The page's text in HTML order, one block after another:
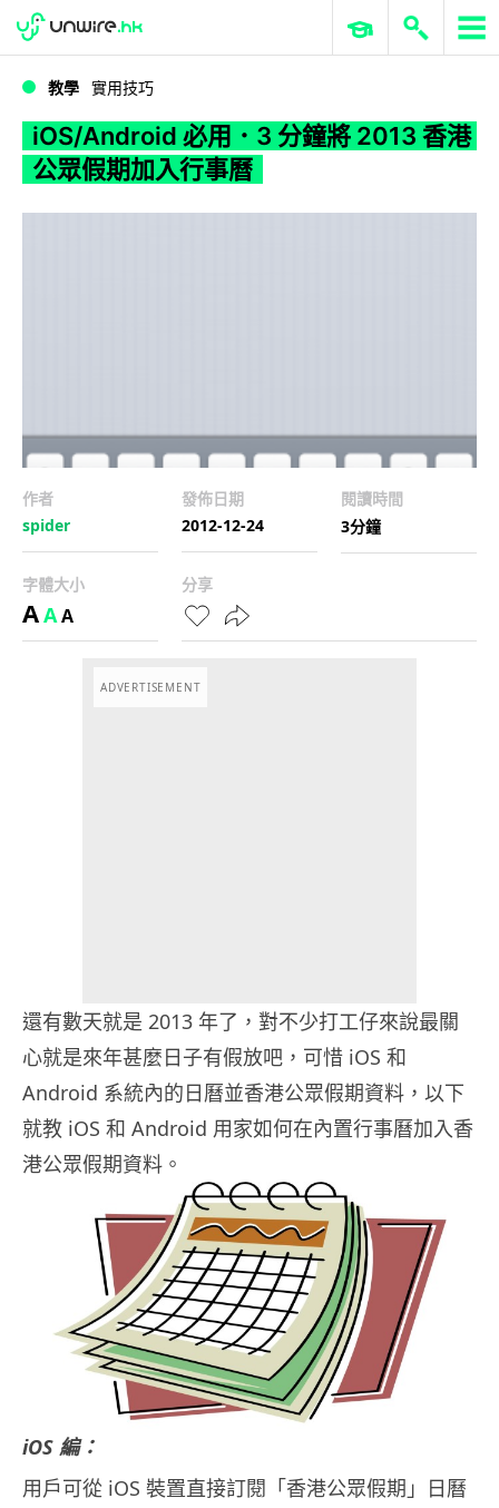
WWDC 2026 ERP 與商業 AI
教學 實用技巧
iOS/Android 必用．3 分鐘將 2013 香港
公眾假期加入行事曆
作者
spider
發佈日期
2012-12-24
閱讀時間
3分鐘
字體大小
AAA
分享
ADVERTISEMENT
還有數天就是 2013 年了，對不少打工仔來說最關
心就是來年甚麼日子有假放吧，可惜 iOS 和
Android 系統內的日曆並香港公眾假期資料，以下
就教 iOS 和 Android 用家如何在內置行事曆加入香
港公眾假期資料。
iOS 編：
用戶可從 iOS 裝置直接訂閱「香港公眾假期」日曆